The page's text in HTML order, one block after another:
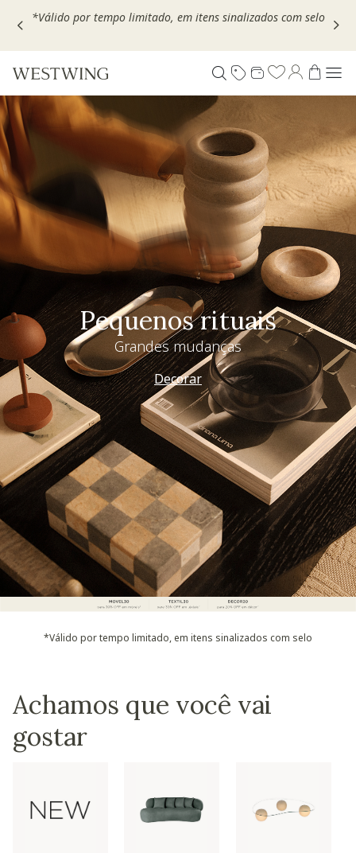
Escolha seu VOUCHER e ganhe até 30% OFF*: useMOVEL30,
Pequenos rituais
Grandes mudanças
Decorar
*Válido por tempo limitado, em itens sinalizados com selo
Achamos que você vai
gostar